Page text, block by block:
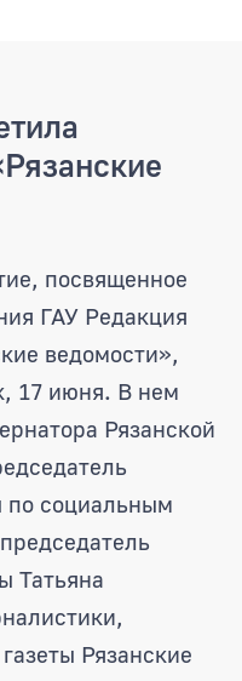
областная
посвященное
ГАУ Редакция
ведомости»,
17 июня. В нем
Рязанской
по социальным
Татьяна
Рязанские